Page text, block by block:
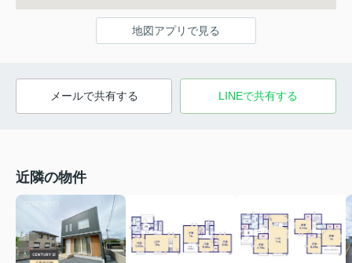
地図アプリで見る
メールで共有する LINEで共有する
近隣の物件